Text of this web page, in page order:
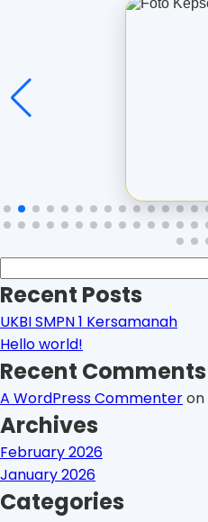
for:
Recent Posts
UKBI SMPN 1 Kersamanah
Hello world!
Recent Comments
A WordPress Commenteron
Archives
February 2026
January 2026
Categories